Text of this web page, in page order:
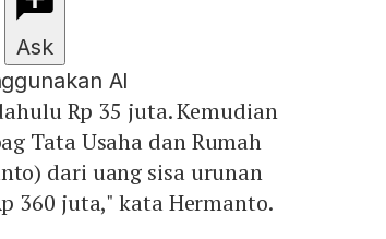
Ask
AI
Rp 35 juta. Kemudian
Tata Usaha dan Rumah
dari uang sisa urunan
360 juta," kata Hermanto.